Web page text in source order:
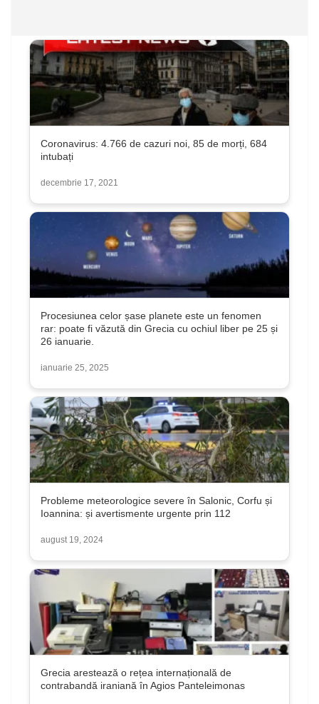
Coronavirus: 4.766 de cazuri noi, 85 de morți, 684
intubați
decembrie 17, 2021
Procesiunea celor șase planete este un fenomen
rar: poate fi văzută din Grecia cu ochiul liber pe 25 și
26 ianuarie.
ianuarie 25, 2025
Probleme meteorologice severe în Salonic, Corfu și
Ioannina: și avertismente urgente prin 112
august 19, 2024
Grecia arestează o rețea internațională de
contrabandă iraniană în Agios Panteleimonas